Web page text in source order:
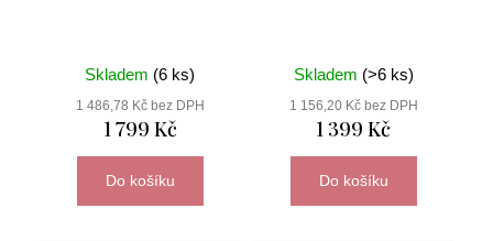
Skladem (6 ks)
1 486,78 Kč bez DPH
1 799 Kč
Do košíku
Skladem (>6 ks)
1 156,20 Kč bez DPH
1 399 Kč
Do košíku